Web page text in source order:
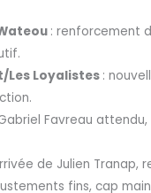
: renforcement
Les Loyalistes :
Favreau
de Julien Tranap,
fins, cap